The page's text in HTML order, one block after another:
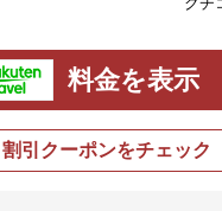
料金を表示
割引クーポンをチェック